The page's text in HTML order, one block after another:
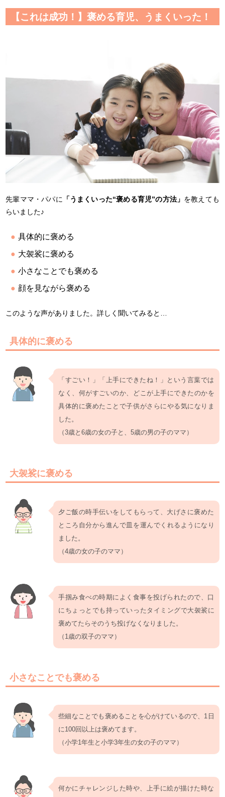
【これは成功！】褒める育児、うまくいった！
先輩ママ・パパに 「うまくいった“褒める育児”の方法」 を教えても
らいました♪
具体的に褒める
大袈裟に褒める
小さなことでも褒める
顔を見ながら褒める
このような声がありました。詳しく聞いてみると…
具体的に褒める
「すごい！」「上手にできたね！」という言葉では
なく、何がすごいのか、どこが上手にできたのかを
具体的に褒めたことで子供がさらにやる気になりま
した。
（3歳と6歳の女の子と、5歳の男の子のママ）
大袈裟に褒める
夕ご飯の時手伝いをしてもらって、大げさに褒めた
ところ自分から進んで皿を運んでくれるようになり
ました。
（4歳の女の子のママ）
手掴み食べの時期によく食事を投げられたので、口
にちょっとでも持っていったタイミングで大袈裟に
褒めてたらそのうち投げなくなりました。
（1歳の双子のママ）
小さなことでも褒める
些細なことでも褒めることを心がけているので、1日
に100回以上は褒めてます。
（小学1年生と小学3年生の女の子のママ）
何かにチャレンジした時や、上手に絵が描けた時な